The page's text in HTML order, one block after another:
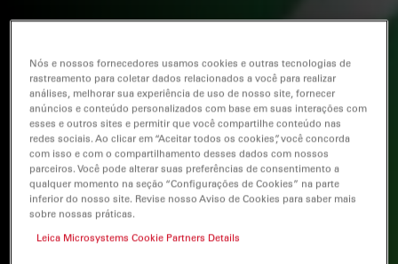
Nós e nossos fornecedores usamos cookies e outras tecnologias de
rastreamento para coletar dados relacionados a você para realizar
análises, melhorar sua experiência de uso de nosso site, fornecer
anúncios e conteúdo personalizados com base em suas interações com
esses e outros sites e permitir que você compartilhe conteúdo nas
redes sociais. Ao clicar em “Aceitar todos os cookies”, você concorda
com isso e com o compartilhamento desses dados com nossos
parceiros. Você pode alterar suas preferências de consentimento a
qualquer momento na seção “Configurações de Cookies” na parte
inferior do nosso site. Revise nosso Aviso de Cookies para saber mais
sobre nossas práticas.
Leica Microsystems Cookie Partners Details